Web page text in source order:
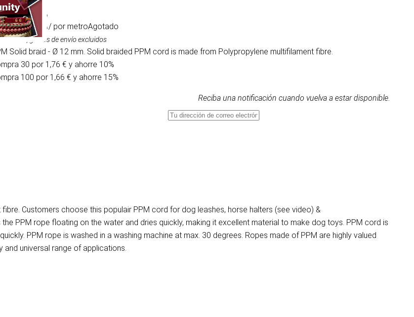
€/ por metroAgotado
incluido, gastos de envío excluidos
Solid braid - Ø 12 mm. Solid braided PPM cord is made from Polypropylene multifilament fibre.
30 por 1,76 € y ahorre 10%
100 por 1,66 € y ahorre 15%
Reciba una notificación cuando vuelva a estar disponible.
Customers choose this populair PPM cord for dog leashes, horse halters (see video) &
PPM rope floating on the water and dries quickly, making it excellent material to make dog toys. PPM cord is
PPM rope is washed in a washing machine at max. 30 degrees. Ropes made of PPM are highly valued
universal range of applications.